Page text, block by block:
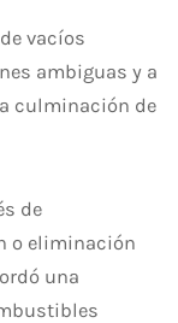
vacíos
ambiguas y a
culminación de
de
o eliminación
una